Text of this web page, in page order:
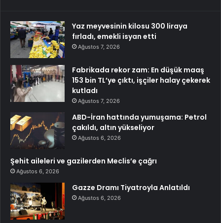
Yaz meyvesinin kilosu 300 liraya
fırladı, emekli isyan etti
Ağustos 7, 2026
Fabrikada rekor zam: En düşük maaş
153 bin TL’ye çıktı, işçiler halay çekerek
kutladı
Ağustos 7, 2026
ABD-İran hattında yumuşama: Petrol
çakıldı, altın yükseliyor
Ağustos 6, 2026
Şehit aileleri ve gazilerden Meclis’e çağrı
Ağustos 6, 2026
Gazze Dramı Tiyatroyla Anlatıldı
Ağustos 6, 2026